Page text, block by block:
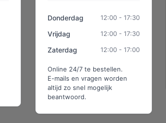
Donderdag 12:00 - 17:30
Vrijdag 12:00 - 17:30
Zaterdag 12:00 - 17:00
Online 24/7 te bestellen.
E-mails en vragen worden
altijd zo snel mogelijk
beantwoord.